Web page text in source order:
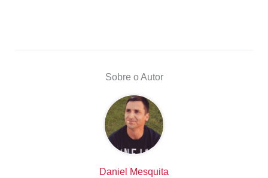
Sobre o Autor
Daniel Mesquita